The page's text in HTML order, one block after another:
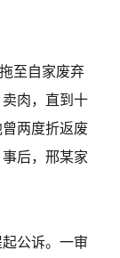
至自家废弃
肉，直到十
两度折返废
后，邢某家
公诉。一审